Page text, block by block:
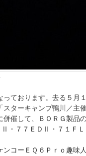
っております。去る５月
ターキャンプ鴨川／主
催して、ＢＯＲＧ製品
Ⅱ・７７ＥＤⅡ・７１Ｆ
コーＥＱ６Ｐｒｏ趣味